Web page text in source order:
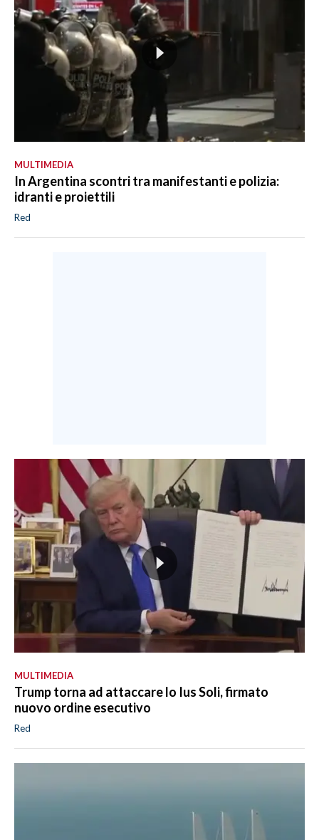
MULTIMEDIA
In Argentina scontri tra manifestanti e polizia:
idranti e proiettili
Red
MULTIMEDIA
Trump torna ad attaccare lo Ius Soli, firmato
nuovo ordine esecutivo
Red